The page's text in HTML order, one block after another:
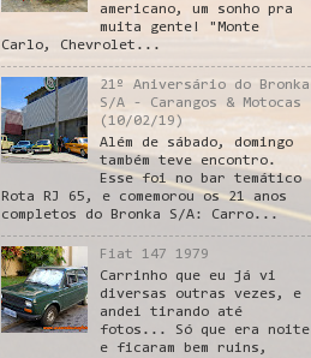
americano, um sonho pra
muita gente! "Monte
Carlo, Chevrolet...
21º Aniversário do Bronka
S/A - Carangos & Motocas
(10/02/19)
Além de sábado, domingo
também teve encontro.
Esse foi no bar temático
Rota RJ 65, e comemorou os 21 anos
completos do Bronka S/A: Carro...
Fiat 147 1979
Carrinho que eu já vi
diversas outras vezes, e
andei tirando até
fotos... Só que era noite
e ficaram bem ruins,